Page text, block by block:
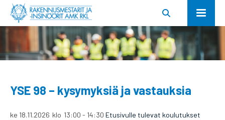
YSE 98 – kysymyksiä ja vastauksia
ke 18.11.2026 klo 13:00 - 14:30 Etusivulle tulevat koulutukset